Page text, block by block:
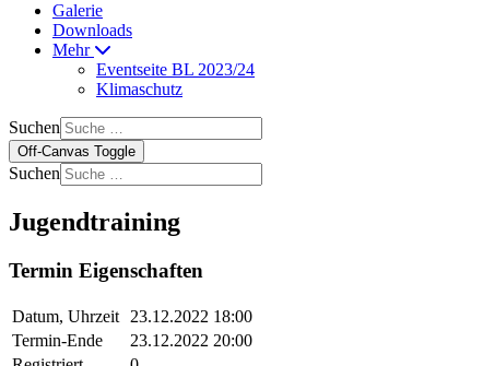
Galerie
Downloads
Mehr
Eventseite BL 2023/24
Klimaschutz
Suchen
Off-Canvas Toggle
Suchen
Jugendtraining
Termin Eigenschaften
Datum, Uhrzeit
23.12.2022 18:00
Termin-Ende
23.12.2022 20:00